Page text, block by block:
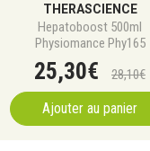
THERASCIENCE
Hepatoboost 500ml
Physiomance Phy165
25,30€ 28,10€
Ajouter au panier